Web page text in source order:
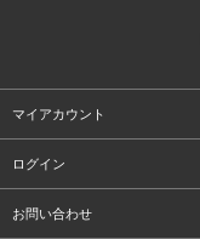
マイアカウント
ログイン
お問い合わせ